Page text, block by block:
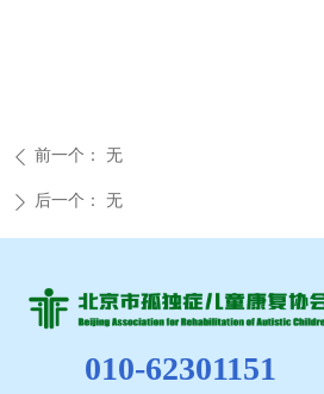
ꄴ 前一个： 无
ꄲ 后一个： 无
010-62301151